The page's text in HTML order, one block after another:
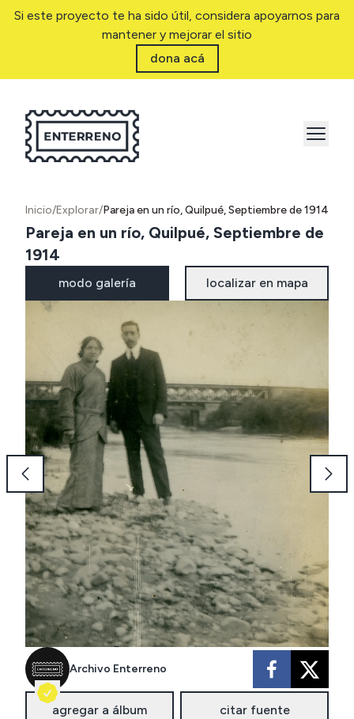
Si este proyecto te ha sido útil, considera apoyarnos para
mantener y mejorar el sitio
dona acá
Inicio/Explorar/Pareja en un río, Quilpué, Septiembre de 1914
Pareja en un río, Quilpué, Septiembre de
1914
modo galería localizar en mapa
Archivo Enterreno
agregar a álbum citar fuente